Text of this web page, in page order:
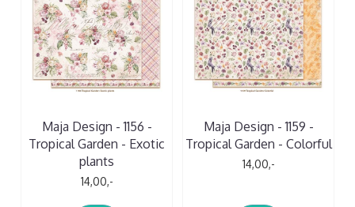
Maja Design - 1156 -
Tropical Garden - Exotic
plants
14,00,-
Maja Design - 1159 -
Tropical Garden - Colorful
14,00,-